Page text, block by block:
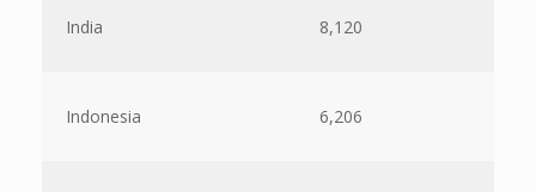
India 8,120
Indonesia 6,206